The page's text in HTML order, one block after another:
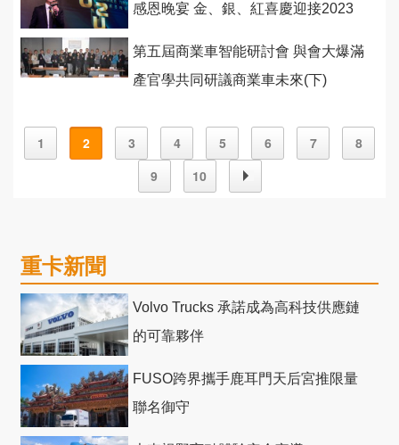
感恩晚宴 金、銀、紅喜慶迎接2023
第五屆商業車智能研討會 與會大爆滿
產官學共同研議商業車未來(下)
1 2 3 4 5 6 7
8
9
10
重卡新聞
Volvo Trucks 承諾成為高科技供應鏈
的可靠夥伴
FUSO跨界攜手鹿耳門天后宮推限量
聯名御守